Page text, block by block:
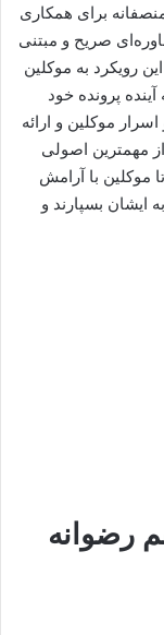
برای همکاری
صریح و مبتنی
رویکرد به موکلین
پرونده خود
موکلین و ارائه
مهمترین اصولی
موکلین با آرامش
بسپارند و
رضوانه